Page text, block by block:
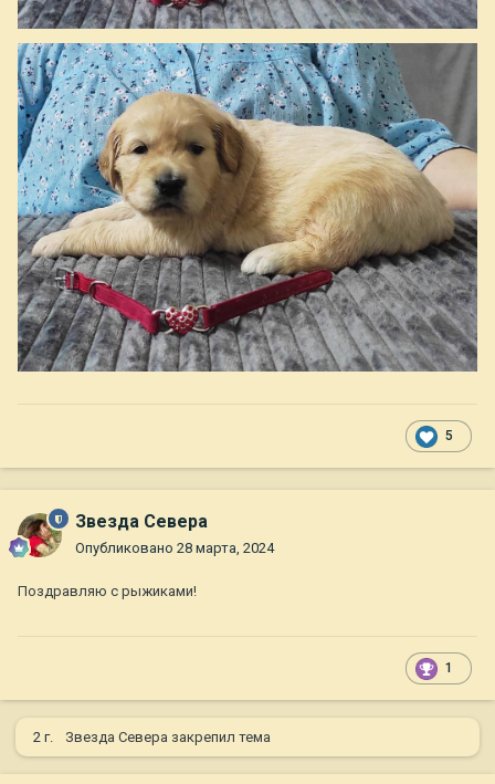
5
Звезда Севера
Опубликовано 28 марта, 2024
Поздравляю с рыжиками!
1
2 г. Звезда Севера закрепил тема